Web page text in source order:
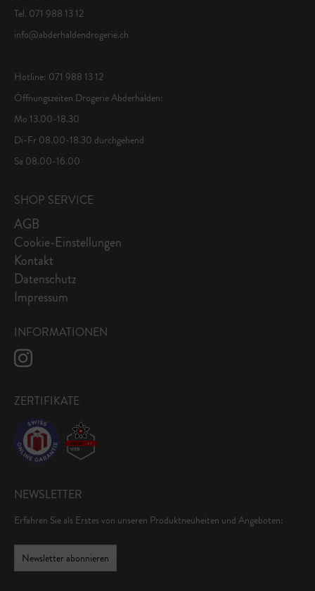
Tel. 071 988 13 12
info@abderhaldendrogerie.ch
Hotline: 071 988 13 12
Öffnungszeiten Drogerie Abderhalden:
Mo 13.00-18.30
Di-Fr 08.00-18.30 durchgehend
Sa 08.00-16.00
SHOP SERVICE
AGB
Cookie-Einstellungen
Kontakt
Datenschutz
Impressum
INFORMATIONEN
ZERTIFIKATE
NEWSLETTER
Erfahren Sie als Erstes von unseren Produktneuheiten und Angeboten:
Newsletter abonnieren